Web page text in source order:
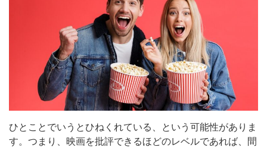
ひとことでいうとひねくれている、という可能性がありま
す。つまり、映画を批評できるほどのレベルであれば、間